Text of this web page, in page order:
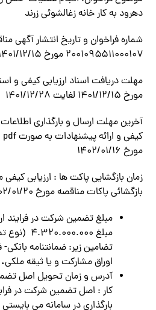
دهرود به كار خانه زغالشوئي زرند
شماره فراخوان و تاريخ انتشار آگهي
۲۰۰۱۰۹۵۵۱۱۰۰۰۱۰۷ مورخ ۱۴۰۱/۱۲/۱۵
مهلت دریافت اسناد ارزيابي كيفي و
مورخ ۱۴۰۱/۱۲/۱۵ لغايت ۱۴۰۱/۱۲/۲۸
آخرين مهلت ارسال و بارگذاري
مورخ 1402/01/16
بازگشائي پاكات مناقصه مورخ ۱۴۰۲/۰۱/۲۰
مبلغ تضمین شرکت در فرایند
مبلغ
تضامين زير: ضمانتنامه
اوراق مشارکت و يا ثیقه ملکی.
آدرس و زمان تحويل اصل
كار : اصل تضمين شركت در
بارگذاري در سامانه مي